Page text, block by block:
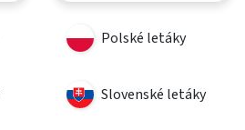
Polské letáky
Slovenské letáky